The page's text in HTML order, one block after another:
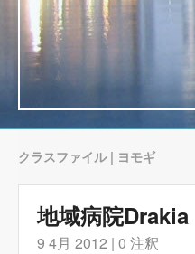
クラスファイル | ヨモギ
地域病院Drakia
9 4月 2012 | 0 注釈